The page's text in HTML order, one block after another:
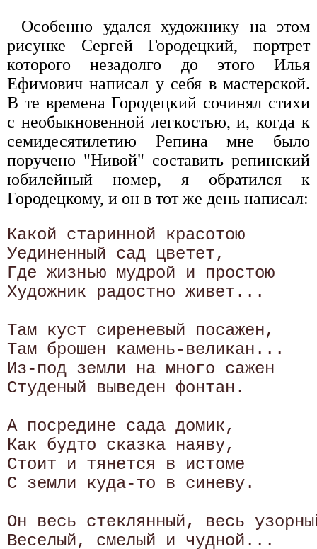
Особенно удался художнику на этом
рисунке Сергей Городецкий, портрет
которого незадолго до этого Илья
Ефимович написал у себя в мастерской.
В те времена Городецкий сочинял стихи
с необыкновенной легкостью, и, когда к
семидесятилетию Репина мне было
поручено "Нивой" составить репинский
юбилейный номер, я обратился к
Городецкому, и он в тот же день написал:
Какой старинной красотою
Уединенный сад цветет,
Где жизнью мудрой и простою
Художник радостно живет...
Там куст сиреневый посажен,
Там брошен камень-великан...
Из-под земли на много сажен
Студеный выведен фонтан.
А посредине сада домик,
Как будто сказка наяву,
Стоит и тянется в истоме
С земли куда-то в синеву.
Он весь стеклянный, весь